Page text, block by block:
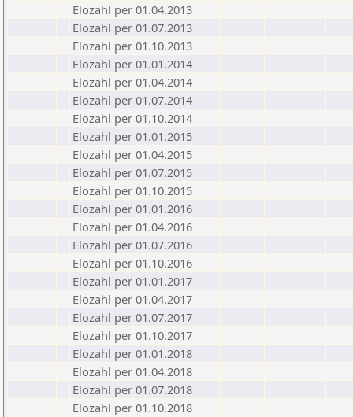
Elozahl per 01.04.2013
Elozahl per 01.07.2013
Elozahl per 01.10.2013
Elozahl per 01.01.2014
Elozahl per 01.04.2014
Elozahl per 01.07.2014
Elozahl per 01.10.2014
Elozahl per 01.01.2015
Elozahl per 01.04.2015
Elozahl per 01.07.2015
Elozahl per 01.10.2015
Elozahl per 01.01.2016
Elozahl per 01.04.2016
Elozahl per 01.07.2016
Elozahl per 01.10.2016
Elozahl per 01.01.2017
Elozahl per 01.04.2017
Elozahl per 01.07.2017
Elozahl per 01.10.2017
Elozahl per 01.01.2018
Elozahl per 01.04.2018
Elozahl per 01.07.2018
Elozahl per 01.10.2018